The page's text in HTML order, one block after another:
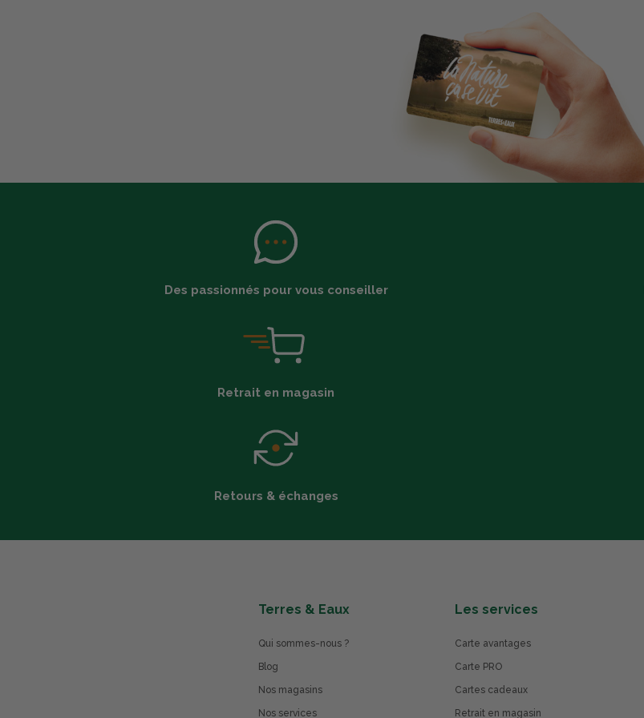
Des passionnés pour vous conseiller
Retrait en magasin
Retours & échanges
Terres & Eaux
Qui sommes-nous ?
Blog
Nos magasins
Nos services
Les services
Carte avantages
Carte PRO
Cartes cadeaux
Retrait en magasin